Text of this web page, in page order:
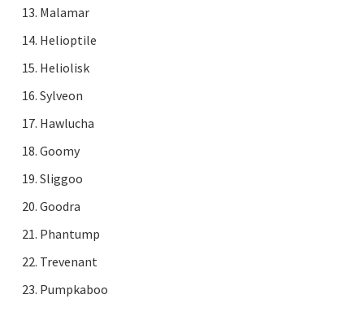
Malamar
Helioptile
Heliolisk
Sylveon
Hawlucha
Goomy
Sliggoo
Goodra
Phantump
Trevenant
Pumpkaboo